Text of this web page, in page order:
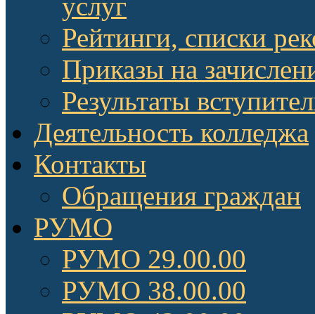
Рейтинги, списки
Приказы на
Результаты
Деятельность колледжа
Контакты
Обращения граждан
РУМО
РУМО 29.00.00
РУМО 38.00.00